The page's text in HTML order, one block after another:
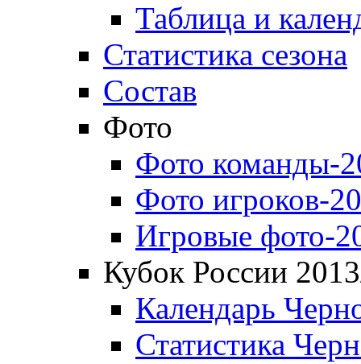
Таблица и
Статистика сезона
Состав
Фото
Фото команды-
Фото игроков-
Игровые фото-
Кубок России
Календарь
Статистика